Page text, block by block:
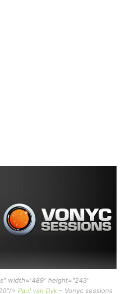
width="489" height="243"
> Paul van Dyk – Vonyc sessions